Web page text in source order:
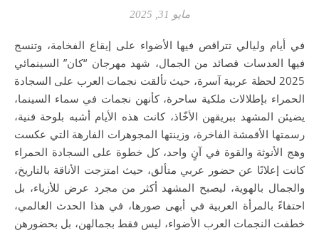
مايو 31, 2025
في أيام وليالي تتراقص فيها الأضواء على إيقاع الفخامة، وتنسج
فيها العدسات قصائد من الجمال، شهد مهرجان “كان” السينمائي
2025 لحظة عربية آسرة، حيث تألقت نجمات العرب على السجادة
الحمراء بإطلالات ملكية ساحرة، كأنهن نجمات في سماء السينما،
يضيئن المشهد ببريقهن الأخّاذ، كانت هذه الأيام أشبه بلوحة فنية،
رسمتها الأقمشة الفاخرة، وزينتها المجوهرات الفارهة التي عكست
وهج الأنوثة والقوة في آنٍ واحد، كل خطوة على السجادة الحمراء
كانت إعلانًا عن حضور عربي متألق، حيث امتزجت الأناقة بالتاريخ،
والجمال بالهوية، ليصبح المشهد أكثر من مجرد عرض للأزياء، بل
احتفاءً بالمرأة العربية في أبهى صورها، في هذا الحدث العالمي،
خطفت النجمات العرب الأضواء، ليس فقط بجمالهن، بل بحضورهن